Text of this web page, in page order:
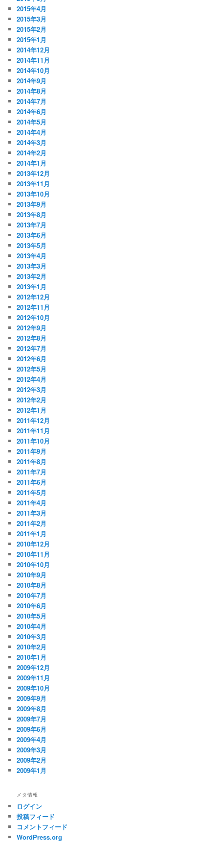
2015年4月
2015年3月
2015年2月
2015年1月
2014年12月
2014年11月
2014年10月
2014年9月
2014年8月
2014年7月
2014年6月
2014年5月
2014年4月
2014年3月
2014年2月
2014年1月
2013年12月
2013年11月
2013年10月
2013年9月
2013年8月
2013年7月
2013年6月
2013年5月
2013年4月
2013年3月
2013年2月
2013年1月
2012年12月
2012年11月
2012年10月
2012年9月
2012年8月
2012年7月
2012年6月
2012年5月
2012年4月
2012年3月
2012年2月
2012年1月
2011年12月
2011年11月
2011年10月
2011年9月
2011年8月
2011年7月
2011年6月
2011年5月
2011年4月
2011年3月
2011年2月
2011年1月
2010年12月
2010年11月
2010年10月
2010年9月
2010年8月
2010年7月
2010年6月
2010年5月
2010年4月
2010年3月
2010年2月
2010年1月
2009年12月
2009年11月
2009年10月
2009年9月
2009年8月
2009年7月
2009年6月
2009年4月
2009年3月
2009年2月
2009年1月
メタ情報
ログイン
投稿フィード
コメントフィード
WordPress.org